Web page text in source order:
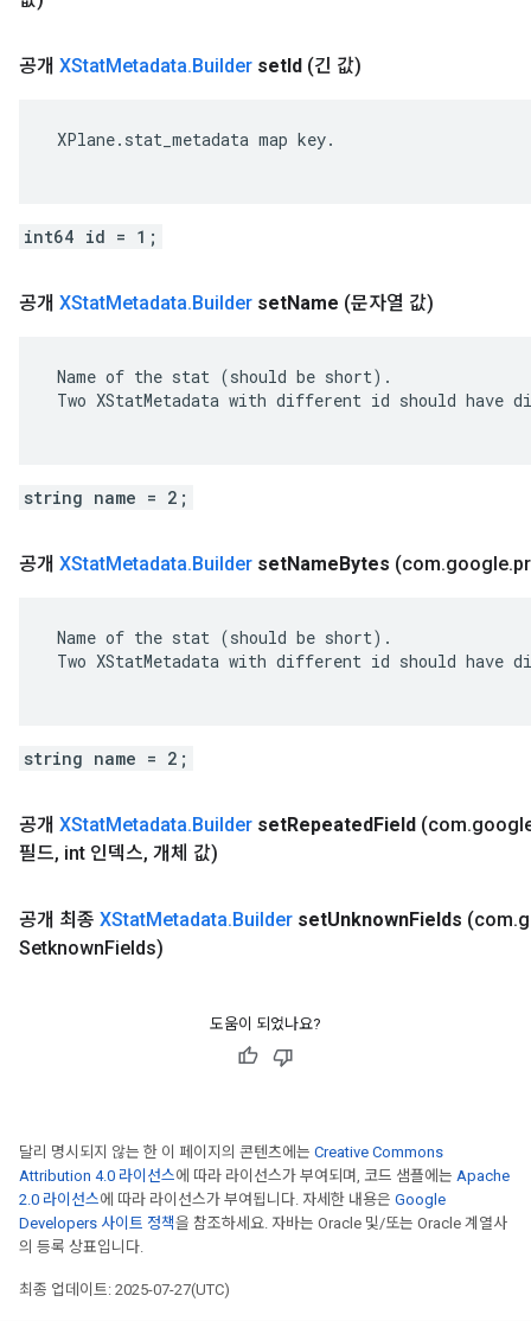
공개 XStatMetadata.Builder setId (긴 값)
XPlane.stat_metadata map key.
int64 id = 1;
공개 XStatMetadata.Builder setName (문자열 값)
Name of the stat (should be short).
Two XStatMetadata with different id should have
string name = 2;
공개 XStatMetadata.Builder setNameBytes (com.google.
Name of the stat (should be short).
Two XStatMetadata with different id should have
string name = 2;
공개 XStatMetadata.Builder setRepeatedField (com.
필드, int 인덱스, 개체 값)
공개 최종 XStatMetadata.Builder setUnknownFields (com.
SetknownFields)
도움이 되었나요?
달리 명시되지 않는 한 이 페이지의 콘텐츠에는 Creative Commons
Attribution 4.0 라이선스에 따라 라이선스가 부여되며, 코드 샘플에는 Apache
2.0 라이선스에 따라 라이선스가 부여됩니다. 자세한 내용은 Google
Developers 사이트 정책을 참조하세요. 자바는 Oracle 및/또는 Oracle 계열사
의 등록 상표입니다.
최종 업데이트: 2025-07-27(UTC)